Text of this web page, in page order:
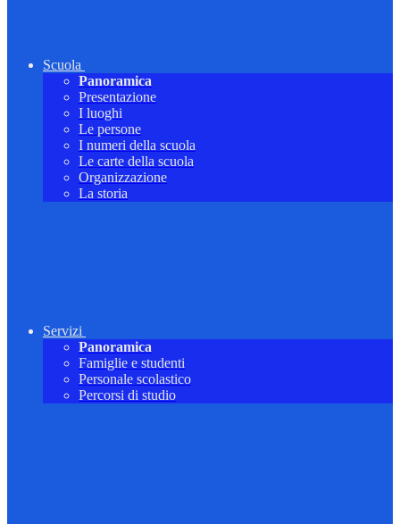
Scuola
Panoramica
Presentazione
I luoghi
Le persone
I numeri della scuola
Le carte della scuola
Organizzazione
La storia
Servizi
Panoramica
Famiglie e studenti
Personale scolastico
Percorsi di studio